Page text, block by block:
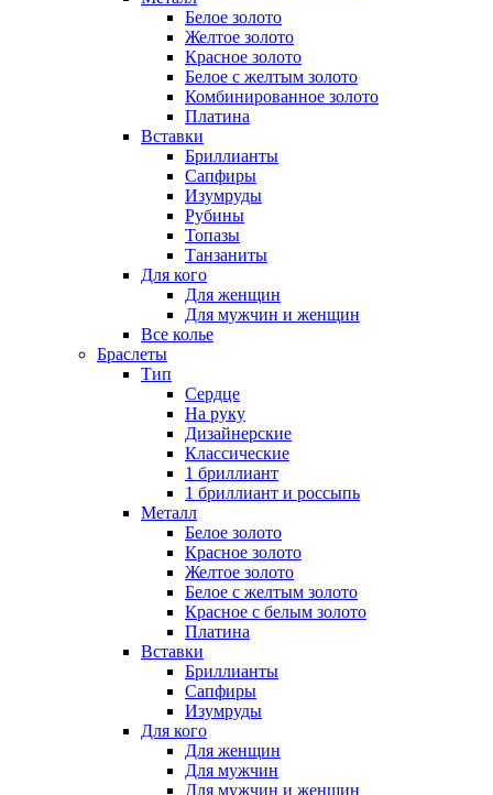
Белое золото
Желтое золото
Красное золото
Белое с желтым золото
Комбинированное золото
Платина
Вставки
Бриллианты
Сапфиры
Изумруды
Рубины
Топазы
Танзаниты
Для кого
Для женщин
Для мужчин и женщин
Все колье
Браслеты
Тип
Сердце
На руку
Дизайнерские
Классические
1 бриллиант
1 бриллиант и россыпь
Металл
Белое золото
Красное золото
Желтое золото
Белое с желтым золото
Красное с белым золото
Платина
Вставки
Бриллианты
Сапфиры
Изумруды
Для кого
Для женщин
Для мужчин
Для мужчин и женщин